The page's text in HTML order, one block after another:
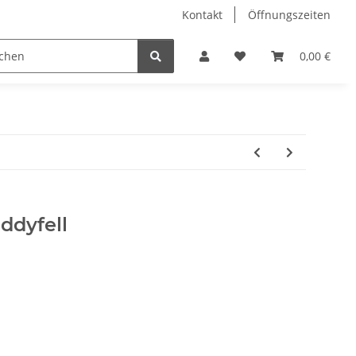
Kontakt Öffnungszeiten
0,00 €
Hobby Horse Dienstleistungen Geschenkartikel &